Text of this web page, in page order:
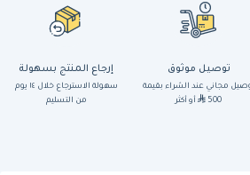
توصيل موثوق
مجاني عند الشراء بقيمة
500
أو أكثر
إرجاع المنتج بسهولة
سهولة الاسترجاع خلال ١٤ يوم
من التسليم